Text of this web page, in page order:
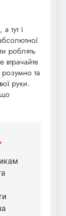
тут і
роблять
втрачайте
розумно та
руки.